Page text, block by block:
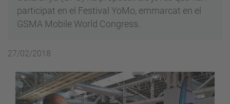
participat en el Festival YoMo, emmarcat en el
GSMA Mobile World Congress.
27/02/2018